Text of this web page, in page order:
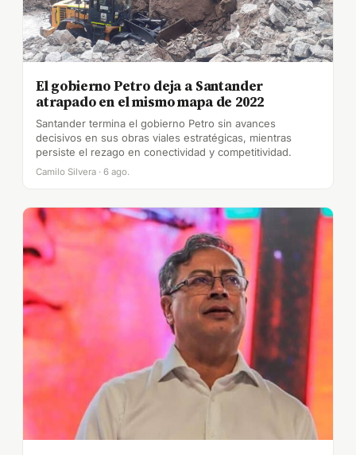
El gobierno Petro deja a Santander
atrapado en el mismo mapa de 2022
Santander termina el gobierno Petro sin avances
decisivos en sus obras viales estratégicas, mientras
persiste el rezago en conectividad y competitividad.
Camilo Silvera · 6 ago.